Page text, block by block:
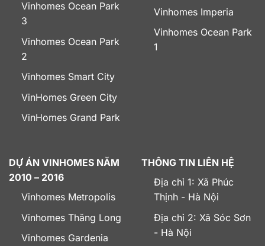
Vinhomes Ocean Park
3
Vinhomes Ocean Park
2
Vinhomes Smart City
VinHomes Green City
VinHomes Grand Park
Vinhomes Imperia
Vinhomes Ocean Park
1
DỰ ÁN VINHOMES NĂM
2010 – 2016
Vinhomes Metropolis
Vinhomes Thăng Long
Vinhomes Gardenia
THÔNG TIN LIÊN HỆ
Địa chỉ 1: Xã Phúc
Thịnh - Hà Nội
Địa chỉ 2: Xã Sóc Sơn
- Hà Nội